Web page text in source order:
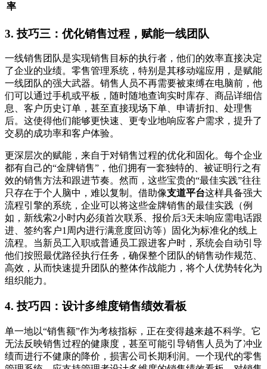
率
3. 技巧三：优化销售过程，赋能一线团队
一线销售团队是实现销售目标的执行者，他们的效率直接决定
了企业的业绩。零售管理系统，特别是其移动端应用，是赋能
一线团队的强大武器。销售人员不再需要被束缚在电脑前，他
们可以通过手机或平板，随时随地查询实时库存、商品详细信
息、客户历史订单，甚至直接现场下单、申请折扣、处理售
后。这使得他们能够更快速、更专业地响应客户需求，提升了
交易的成功率和客户体验。
更深层次的赋能，来自于对销售过程的优化和固化。每个企业
都有自己的“金牌销售”，他们拥有一套独特的、被证明行之有
效的销售方法和跟进节奏。然而，这些宝贵的“最佳实践”往往
只存在于个人脑中，难以复制。借助像支道平台这样具备强大
流程引擎的系统，企业可以将这些金牌销售的最佳实践（例
如，新线索2小时内必须首次联系、报价后3天未响应需电话跟
进、签约客户1周内进行满意度回访等）固化为标准化的线上
流程。当新员工入职或普通员工跟进客户时，系统会自动引导
他们按照最优路径执行任务，确保整个团队的销售动作规范、
高效，从而快速提升团队的整体作战能力，将个人优势转化为
组织能力。
4. 技巧四：设计多维度销售绩效看板
单一地以“销售额”作为考核指标，正在变得越来越不科学。它
无法反映销售过程的健康度，甚至可能引导销售人员为了冲业
绩而进行不健康的降价，损害公司长期利润。一个现代的零售